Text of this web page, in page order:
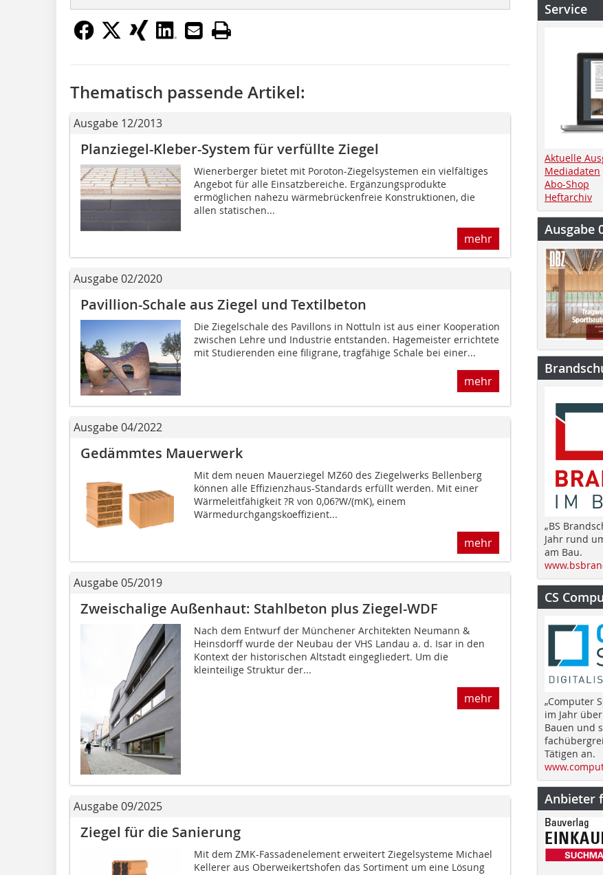
Thematisch passende Artikel:
Ausgabe 12/2013
Planziegel-Kleber-System für verfüllte Ziegel
Wienerberger bietet mit Poroton-Ziegelsystemen ein vielfältiges
Angebot für alle Einsatzbereiche. Ergänzungsprodukte
ermöglichen nahezu wärmebrückenfreie Konstruktionen, die
allen statischen...
mehr
Ausgabe 02/2020
Pavillion-Schale aus Ziegel und Textilbeton
Die Ziegelschale des Pavillons in Nottuln ist aus einer Kooperation
zwischen Lehre und Industrie entstanden. Hagemeister errichtete
mit Studierenden eine filigrane, tragfähige Schale bei einer...
mehr
Ausgabe 04/2022
Gedämmtes Mauerwerk
Mit dem neuen Mauerziegel MZ60 des Ziegelwerks Bellenberg
können alle Effizienzhaus-Standards erfüllt werden. Mit einer
Wärmeleitfähigkeit ?R von 0,06?W/(mK), einem
Wärmedurchgangskoeffizient...
mehr
Ausgabe 05/2019
Zweischalige Außenhaut: Stahlbeton plus Ziegel-WDF
Nach dem Entwurf der Münchener Architekten Neumann &
Heinsdorff wurde der Neubau der VHS Landau a. d. Isar in den
Kontext der historischen Altstadt eingegliedert. Um die
kleinteilige Struktur der...
mehr
Ausgabe 09/2025
Ziegel für die Sanierung
Mit dem ZMK-Fassadenelement erweitert Ziegelsysteme Michael
Kellerer aus Oberweikertshofen das Sortiment um eine Lösung
Service
Aktuelle
Mediadaten
Abo-Shop
Heftarchiv
Ausgabe
„BS
Jahr rund
am Bau.
CS
„Computer
im Jahr
Bauen und
Tätigen an.
Anbieter